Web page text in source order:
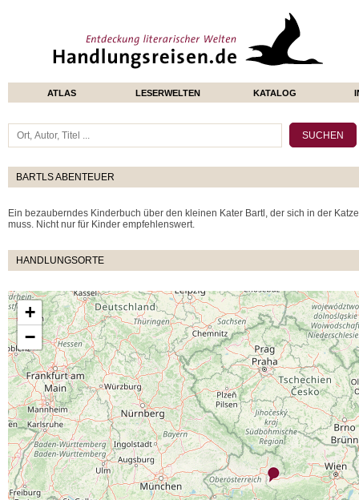
ATLAS LESERWELTEN KATALOG
BARTLS ABENTEUER
Ein bezauberndes Kinderbuch über den kleinen Kater Bartl, der sich in der
muss. Nicht nur für Kinder empfehlenswert.
HANDLUNGSORTE
+
−